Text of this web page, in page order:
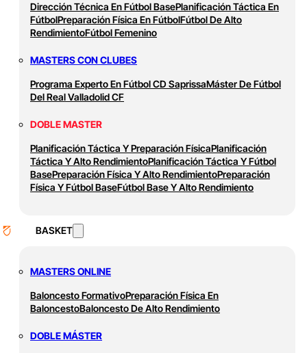
Dirección Técnica En Fútbol BasePlanificación Táctica En
FútbolPreparación Física En FútbolFútbol De Alto
RendimientoFútbol Femenino
MASTERS CON CLUBES
Programa Experto En Fútbol CD SaprissaMáster De Fútbol
Del Real Valladolid CF
DOBLE MASTER
Planificación Táctica Y Preparación FísicaPlanificación
Táctica Y Alto RendimientoPlanificación Táctica Y Fútbol
BasePreparación Física Y Alto RendimientoPreparación
Física Y Fútbol BaseFútbol Base Y Alto Rendimiento
BASKET
MASTERS ONLINE
Baloncesto FormativoPreparación Física En
BaloncestoBaloncesto De Alto Rendimiento
DOBLE MÁSTER